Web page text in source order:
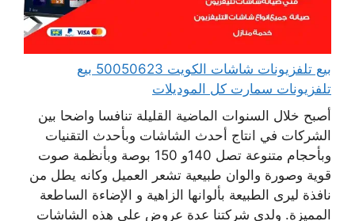
بيع تلفزيونات شاشات الكويت 50050623 بيع
تلفزيونات سمارت كل الموديلات
أصبح خلال السنوات الماضية القليلة تنافسا واضحا بين
الشركات في انتاج أحدث الشاشات وبأحدث التقنيات
وبأحجام متنوعة تصل 140و 150 بوصة وبأنظمة صوت
قوية وصورة والوان طبيعية تشعر العميل وكانه يطل من
نافذة ليرى الطبيعة بألوانها الزاهية و الإضاءة الساطعة
المميزة. ولدى شركتنا عدة عروض على هذه الشاشات